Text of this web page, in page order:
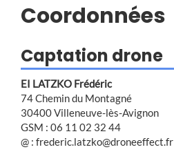
Coordonnées
Captation drone
EI LATZKO Frédéric
74 Chemin du Montagné
30400 Villeneuve-lès-Avignon
GSM : 06 11 02 32 44
@ : frederic.latzko@droneeffect.fr